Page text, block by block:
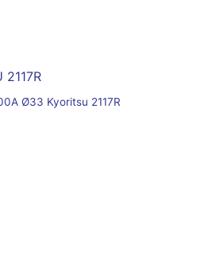
Ø33 Kyoritsu 2117R